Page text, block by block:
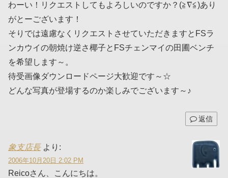
わーい！リクエストしてもよろしいのですか？(≧∇≦)あり
がとーございます！
そりでは遠慮なくリクエストさせていただきますとFSラ
ンカウイの朝焼け逆さ椰子とFSチェンマイの田圃ベンチ
を希望します～。
待受画像ダウンロードページ大歓迎です～☆
どんな写真が登場するのか楽しみでございます～♪
返信
象支店長 より:
2006年10月20日 2:02 PM
Reicoさん、こんにちは。